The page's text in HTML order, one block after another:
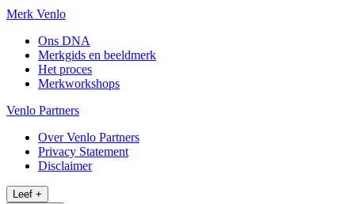
Merk Venlo
Ons DNA
Merkgids en beeldmerk
Het proces
Merkworkshops
Venlo Partners
Over Venlo Partners
Privacy Statement
Disclaimer
Leef +